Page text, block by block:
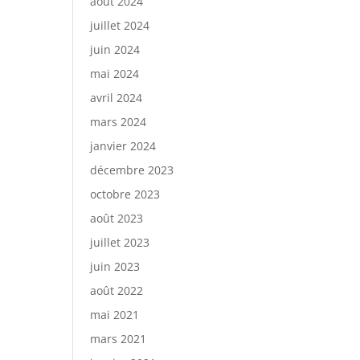
juillet 2024
juin 2024
mai 2024
avril 2024
mars 2024
janvier 2024
décembre 2023
octobre 2023
août 2023
juillet 2023
juin 2023
août 2022
mai 2021
mars 2021